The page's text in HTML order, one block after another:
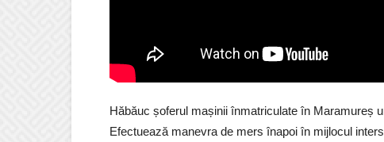
Hăbăuc șoferul mașinii înmatriculate în Maramureș
Efectuează manevra de mers înapoi în mijlocul